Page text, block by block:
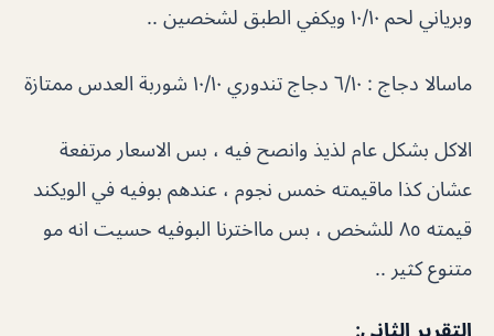
وبرياني لحم ١٠/١٠ ويكفي الطبق لشخصين ..
ماسالا دجاج : ٦/١٠ دجاج تندوري ١٠/١٠ شوربة العدس ممتازة
الاكل بشكل عام لذيذ وانصح فيه ، بس الاسعار مرتفعة
عشان كذا ماقيمته خمس نجوم ، عندهم بوفيه في الويكند
قيمته ٨٥ للشخص ، بس مااخترنا البوفيه حسيت انه مو
متنوع كثير ..
التقرير الثاني: